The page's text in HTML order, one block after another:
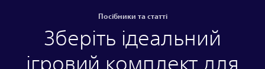
Посібники та статті
Зберіть ідеальний
ігровий комплект для